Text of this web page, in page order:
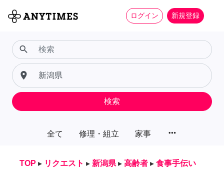
ログイン 新規登録
全て 修理・組立 家事 more_horiz
search
place
検索
TOP ▸ リクエスト ▸ 新潟県 ▸ 高齢者 ▸ 食事手伝い